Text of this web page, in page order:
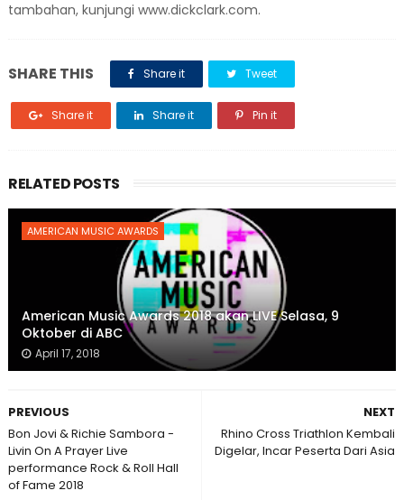
tambahan, kunjungi www.dickclark.com.
SHARE THIS Share it Tweet
Share it Share it Pin it
RELATED POSTS
AMERICAN MUSIC AWARDS
American Music Awards 2018 akan LIVE Selasa, 9
Oktober di ABC
April 17, 2018
NEXT
Rhino Cross Triathlon Kembali
Digelar, Incar Peserta Dari Asia
PREVIOUS
Bon Jovi & Richie Sambora -
Livin On A Prayer Live
performance Rock & Roll Hall
of Fame 2018